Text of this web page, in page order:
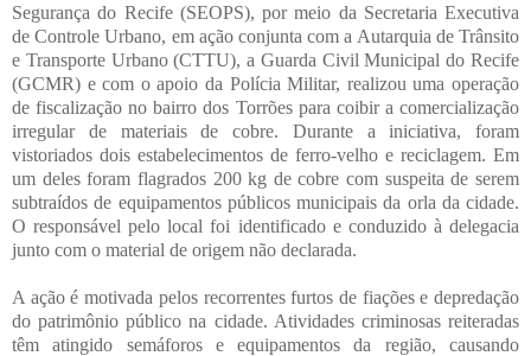
Segurança do Recife (SEOPS), por meio da Secretaria Executiva
de Controle Urbano, em ação conjunta com a Autarquia de Trânsito
e Transporte Urbano (CTTU), a Guarda Civil Municipal do Recife
(GCMR) e com o apoio da Polícia Militar, realizou uma operação
de fiscalização no bairro dos Torrões para coibir a comercialização
irregular de materiais de cobre. Durante a iniciativa, foram
vistoriados dois estabelecimentos de ferro-velho e reciclagem. Em
um deles foram flagrados 200 kg de cobre com suspeita de serem
subtraídos de equipamentos públicos municipais da orla da cidade.
O responsável pelo local foi identificado e conduzido à delegacia
junto com o material de origem não declarada.
A ação é motivada pelos recorrentes furtos de fiações e depredação
do patrimônio público na cidade. Atividades criminosas reiteradas
têm atingido semáforos e equipamentos da região, causando